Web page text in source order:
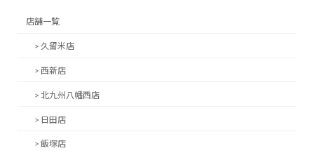
店舗一覧
> 久留米店
> 西新店
> 北九州八幡西店
> 日田店
> 飯塚店